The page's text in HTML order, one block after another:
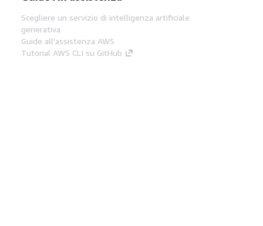
Scegliere un servizio di intelligenza artificiale
generativa
Guide all'assistenza AWS
Tutorial AWS CLI su GitHub